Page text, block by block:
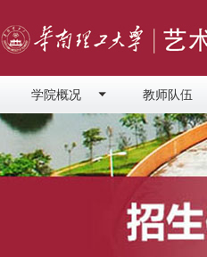
学院概况 教师队伍